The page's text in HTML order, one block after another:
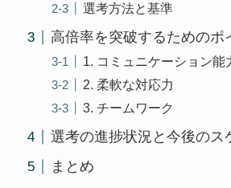
選考方法と基準
高倍率を突破するためのポ
1. コミュニケーション能
2. 柔軟な対応力
3. チームワーク
選考の進捗状況と今後のス
まとめ